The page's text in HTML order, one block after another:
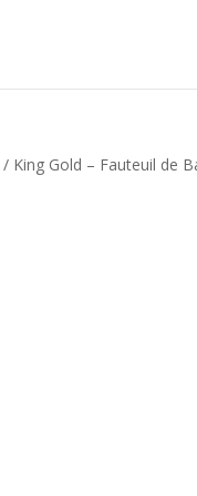
/ King Gold – Fauteuil de